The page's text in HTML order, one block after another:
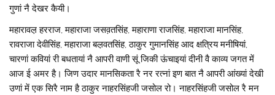
गुणां नै देखर कैयी।
महारावल़ हरराज, महाराजा जसव़तसिंह, महाराणा राजसिंह, महाराजा मानसिंह,
रावराजा देवीसिंह, महाराजा बल़वतसिंह, ठाकुर गुमानसिंह आद क्षत्रिय मनीषियां,
चारणां कवियां री बधतायां नै आपरी वाणी सूं जिकी ऊंचाइयां दीनी वै काव्य जगत में
आज ई अमर है। जिण उदार मानसिकता रै नर रत्नां इण बात नै आपरी आंख्यां देखी
उणां में एक सिरै नाम है ठाकुर नाहरसिंहजी जसोल रो। नाहरसिंहजी जसोल रै मन